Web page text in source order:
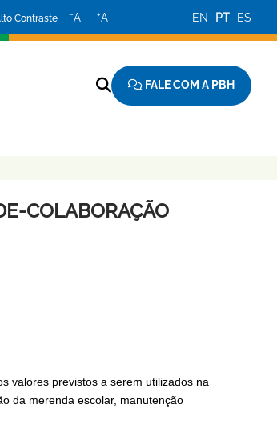
Contraste −A +A EN PT ES
FALE COM A PBH
COLABORAÇÃO
valores previstos a serem utilizados na
da merenda escolar, manutenção